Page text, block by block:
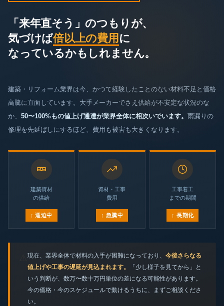
「来年直そう」のつもりが、
気づけば倍以上の費用 に
なっているかもしれません。
建築・リフォーム業界は今、かつて経験したことのない材料不足と価格
高騰に直面しています。大手メーカーでさえ供給が不安定な状況のな
か、 50〜100%もの値上げ通達が業界全体に相次いでいます。 雨漏りの
修理を先延ばしにするほど、費用も被害も大きくなります。
建築資材
の供給
↑ 逼迫中
資材・工事
費用
↑ 急騰中
工事着工
までの期間
↑ 長期化
現在、業界全体で材料の入手が困難になっており、 今後さらなる
値上げや工事の遅延が見込まれます。
「少し様子を見てから」と
いう判断が、数万〜数十万円単位の差になる可能性があります。
今の価格・今のスケジュールで動けるうちに、まずご相談くださ
い。